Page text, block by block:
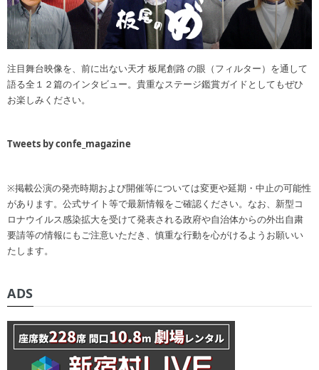
注目舞台映像を、前に出ない天才 板尾創路 の眼（フィルター）を通して
語る全１２篇のインタビュー。貴重なステージ鑑賞ガイドとしてもぜひ
お楽しみください。
Tweets by confe_magazine
※掲載公演の発売時期および開催等については変更や延期・中止の可能性
があります。公式サイト等で最新情報をご確認ください。なお、新型コ
ロナウイルス感染拡大を受けて発表される政府や自治体からの外出自粛
要請等の情報にもご注意いただき、慎重な行動を心がけるようお願いい
たします。
ADS